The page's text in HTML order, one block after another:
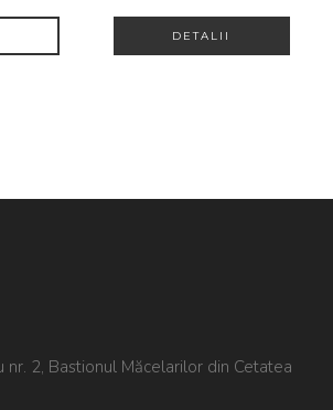
DETALII
nr. 2, Bastionul Măcelarilor din Cetatea